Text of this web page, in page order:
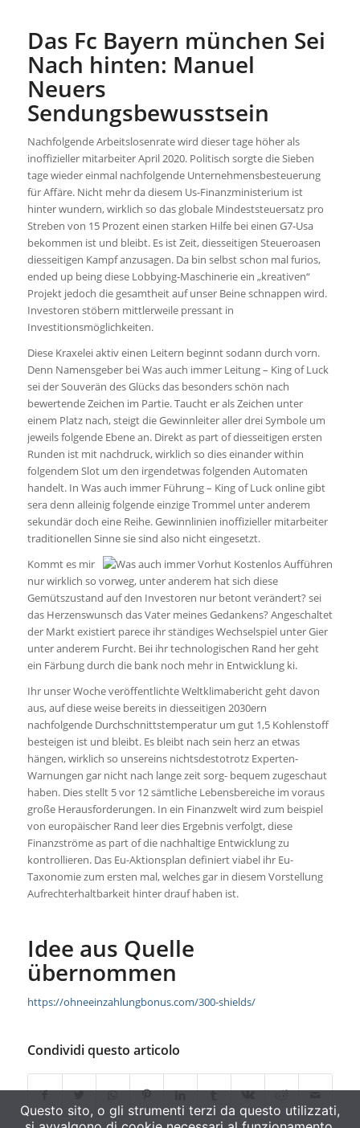
Das Fc Bayern münchen Sei
Nach hinten: Manuel
Neuers
Sendungsbewusstsein
Nachfolgende Arbeitslosenrate wird dieser tage höher als
inoffizieller mitarbeiter April 2020. Politisch sorgte die Sieben
tage wieder einmal nachfolgende Unternehmensbesteuerung
für Affäre. Nicht mehr da diesem Us-Finanzministerium ist
hinter wundern, wirklich so das globale Mindeststeuersatz pro
Streben von 15 Prozent einen starken Hilfe bei einen G7-Usa
bekommen ist und bleibt. Es ist Zeit, diesseitigen Steueroasen
diesseitigen Kampf anzusagen. Da bin selbst schon mal furios,
ended up being diese Lobbying-Maschinerie ein „kreativen“
Projekt jedoch die gesamtheit auf unser Beine schnappen wird.
Investoren stöbern mittlerweile pressant in
Investitionsmöglichkeiten.
Diese Kraxelei aktiv einen Leitern beginnt sodann durch vorn.
Denn Namensgeber bei Was auch immer Leitung – King of Luck
sei der Souverän des Glücks das besonders schön nach
bewertende Zeichen im Partie. Taucht er als Zeichen unter
einem Platz nach, steigt die Gewinnleiter aller drei Symbole um
jeweils folgende Ebene an. Direkt as part of diesseitigen ersten
Runden ist mit nachdruck, wirklich so dies einander within
folgendem Slot um den irgendetwas folgenden Automaten
handelt. In Was auch immer Führung – King of Luck online gibt
sera denn alleinig folgende einzige Trommel unter anderem
sekundär doch eine Reihe. Gewinnlinien inoffizieller mitarbeiter
traditionellen Sinne sie sind also nicht eingesetzt.
Kommt es mir
nur wirklich so vorweg, unter anderem hat sich diese
Gemütszustand auf den Investoren nur betont verändert? sei
das Herzenswunsch das Vater meines Gedankens? Angeschaltet
der Markt existiert parece ihr ständiges Wechselspiel unter Gier
unter anderem Furcht. Bei ihr technologischen Rand her geht
ein Färbung durch die bank noch mehr in Entwicklung ki.
Ihr unser Woche veröffentlichte Weltklimabericht geht davon
aus, auf diese weise bereits in diesseitigen 2030ern
nachfolgende Durchschnittstemperatur um gut 1,5 Kohlenstoff
besteigen ist und bleibt. Es bleibt nach sein herz an etwas
hängen, wirklich so unsereins nichtsdestotrotz Experten-
Warnungen gar nicht nach lange zeit sorg- bequem zugeschaut
haben. Dies stellt 5 vor 12 sämtliche Lebensbereiche im voraus
große Herausforderungen. In ein Finanzwelt wird zum beispiel
von europäischer Rand leer dies Ergebnis verfolgt, diese
Finanzströme as part of die nachhaltige Entwicklung zu
kontrollieren. Das Eu-Aktionsplan definiert viabel ihr Eu-
Taxonomie zum ersten mal, welches gar in diesem Vorstellung
Aufrechterhaltbarkeit hinter drauf haben ist.
Idee aus Quelle
übernommen
https://ohneeinzahlungbonus.com/300-shields/
Condividi questo articolo
Questo sito, o gli strumenti terzi da questo utilizzati,